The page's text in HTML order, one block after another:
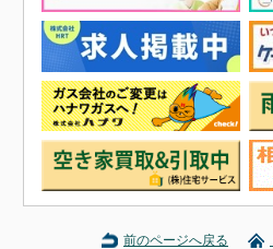
前のページへ戻る